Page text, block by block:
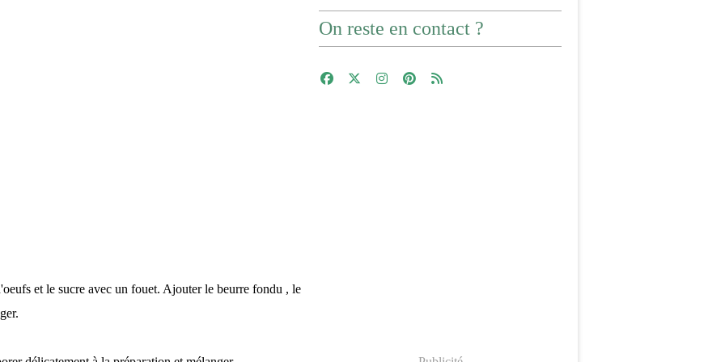
et le sucre avec un fouet. Ajouter le beurre fondu , le
On reste en contact ?